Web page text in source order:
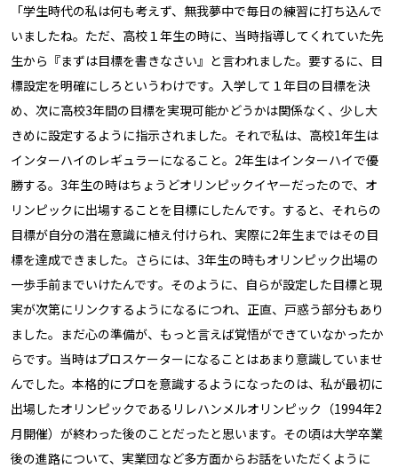
「学生時代の私は何も考えず、無我夢中で毎日の練習に打ち込んで
いましたね。ただ、高校１年生の時に、当時指導してくれていた先
生から『まずは目標を書きなさい』と言われました。要するに、目
標設定を明確にしろというわけです。入学して１年目の目標を決
め、次に高校3年間の目標を実現可能かどうかは関係なく、少し大
きめに設定するように指示されました。それで私は、高校1年生は
インターハイのレギュラーになること。2年生はインターハイで優
勝する。3年生の時はちょうどオリンピックイヤーだったので、オ
リンピックに出場することを目標にしたんです。すると、それらの
目標が自分の潜在意識に植え付けられ、実際に2年生まではその目
標を達成できました。さらには、3年生の時もオリンピック出場の
一歩手前までいけたんです。そのように、自らが設定した目標と現
実が次第にリンクするようになるにつれ、正直、戸惑う部分もあり
ました。まだ心の準備が、もっと言えば覚悟ができていなかったか
らです。当時はプロスケーターになることはあまり意識していませ
んでした。本格的にプロを意識するようになったのは、私が最初に
出場したオリンピックであるリレハンメルオリンピック（1994年2
月開催）が終わった後のことだったと思います。その頃は大学卒業
後の進路について、実業団など多方面からお話をいただくように